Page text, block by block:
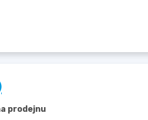
prodejnu